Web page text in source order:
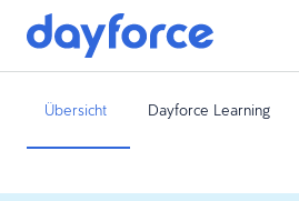
Übersicht Dayforce Learning